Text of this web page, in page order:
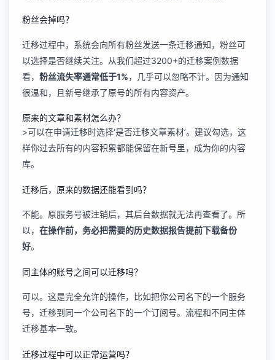
粉丝会掉吗？
迁移过程中，系统会向所有粉丝发送一条迁移通知，粉丝可
以选择是否继续关注。从我们超过3200+的迁移案例数据
看， 粉丝流失率通常低于1%，几乎可以忽略不计。因为通知
很温和，且新号继承了原号的所有内容资产。
原来的文章和素材怎么办？
>可以在申请迁移时选择‘是否迁移文章素材’。建议勾选，这
样你过去所有的内容积累都能保留在新号里，成为你的内容
库。
迁移后，原来的数据还能看到吗？
不能。原服务号被注销后，其后台数据就无法再查看了。所
以， 在操作前，务必把需要的历史数据报告提前下载备份
好。
同主体的账号之间可以迁移吗？
可以。这是完全允许的操作，比如把你公司名下的一个服务
号，迁移到同一个公司名下的一个订阅号。流程和不同主体
迁移基本一致。
迁移过程中可以正常运营吗？